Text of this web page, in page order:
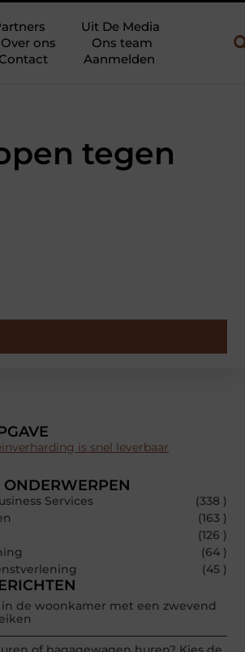
Uit De Media
Over ons
Ons team
Contact
Aanmelden
tegen
is snel leverbaar
ONDERWERPEN
Services
(338 )
(163 )
(126 )
(64 )
(45 )
de woonkamer met een zwevend